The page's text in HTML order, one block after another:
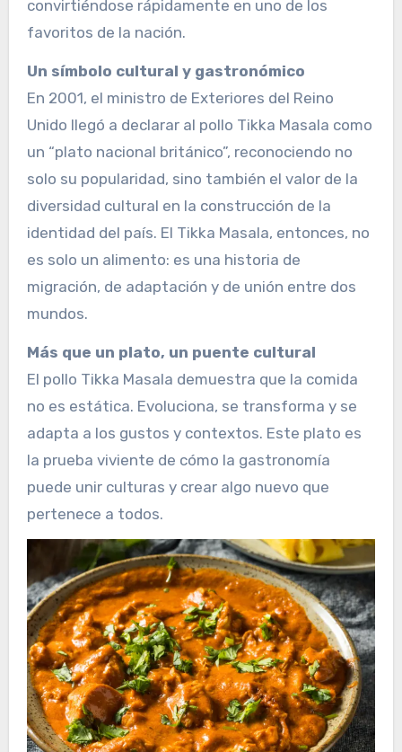
convirtiéndose rápidamente en uno de los
favoritos de la nación.
Un símbolo cultural y gastronómico
En 2001, el ministro de Exteriores del Reino
Unido llegó a declarar al pollo Tikka Masala como
un “plato nacional británico”, reconociendo no
solo su popularidad, sino también el valor de la
diversidad cultural en la construcción de la
identidad del país. El Tikka Masala, entonces, no
es solo un alimento: es una historia de
migración, de adaptación y de unión entre dos
mundos.
Más que un plato, un puente cultural
El pollo Tikka Masala demuestra que la comida
no es estática. Evoluciona, se transforma y se
adapta a los gustos y contextos. Este plato es
la prueba viviente de cómo la gastronomía
puede unir culturas y crear algo nuevo que
pertenece a todos.